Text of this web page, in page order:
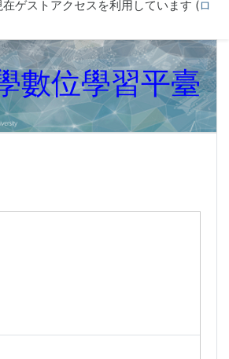
ップする
在ゲストアクセスを利用しています (ロ
數位學習平臺